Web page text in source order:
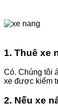
1. Thuê xe
Có. Chúng tôi
xe được kiểm
2. Nếu xe